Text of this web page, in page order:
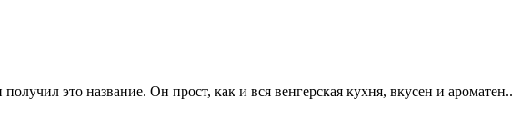
это название. Он прост, как и вся венгерская кухня, вкусен и ароматен..